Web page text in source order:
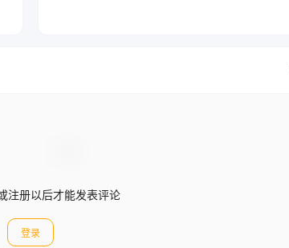
注册以后才能发表评论
登录